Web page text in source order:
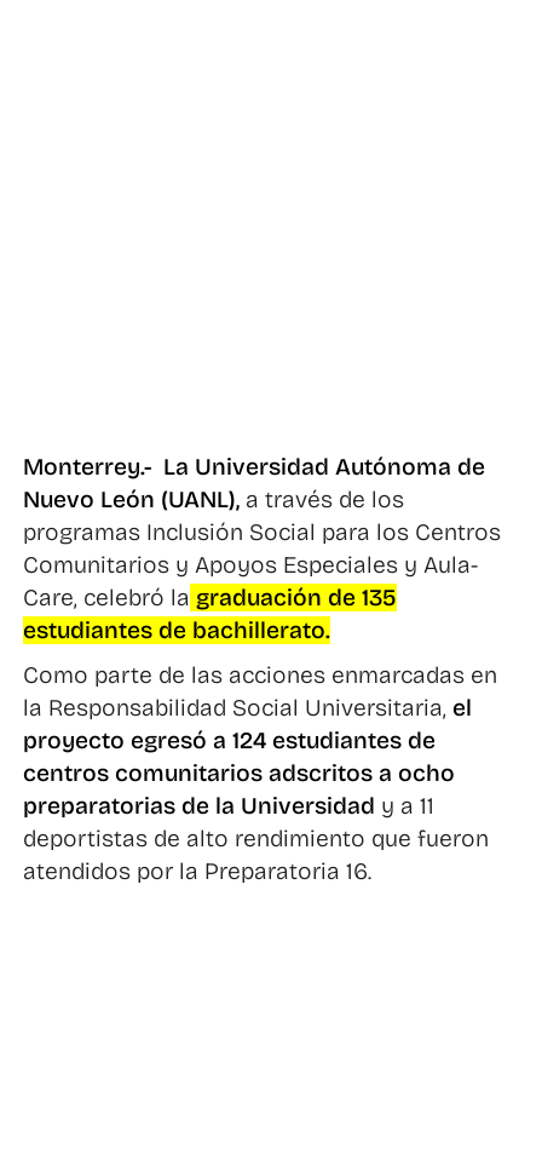
Monterrey.- La Universidad Autónoma de
Nuevo León (UANL), a través de los
programas Inclusión Social para los Centros
Comunitarios y Apoyos Especiales y Aula-
Care, celebró la graduación de 135
estudiantes de bachillerato.
Como parte de las acciones enmarcadas en
la Responsabilidad Social Universitaria,el
proyecto egresó a 124 estudiantes de
centros comunitarios adscritos a ocho
preparatorias de la Universidad y a 11
deportistas de alto rendimiento que fueron
atendidos por la Preparatoria 16.